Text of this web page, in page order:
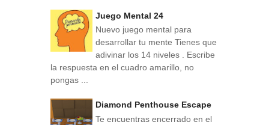
Juego Mental 24
Nuevo juego mental para
desarrollar tu mente Tienes que
adivinar los 14 niveles . Escribe
la respuesta en el cuadro amarillo, no
pongas ...
Diamond Penthouse Escape
Te encuentras encerrado en el